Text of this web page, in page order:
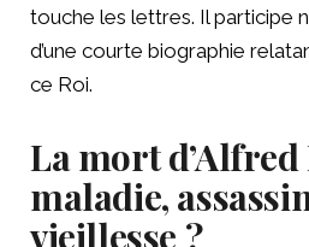
touche les lettres. Il participe
d’une courte biographie
ce Roi.
La mort d’Alfred
maladie,
vieillesse ?